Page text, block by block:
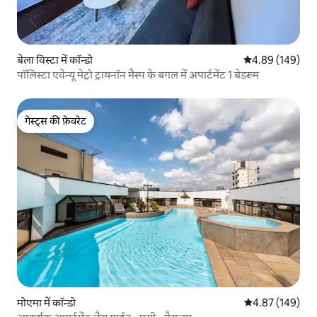
बेला विस्टा में कॉन्डो औसत रेटिंग 5 में से
4.89 (149)
पॉलिस्टा एवेन्यू मेट्रो ट्रायनॉन मैस्प के बगल में अपार्टमेंट 1 बेडरूम
गेस्ट्स की फ़ेवरेट
गेस्ट्स की फ़ेवरेट
मोएमा में कॉन्डो औसत रेटिंग 5 में से
4.87 (149)